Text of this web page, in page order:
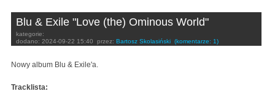
Blu & Exile "Love (the) Ominous World"
kategorie:
dodano: 2024-09-22 15:40 przez: Bartosz Skolasiński (komentarze: 1)
Nowy album Blu & Exile'a.
Tracklista: